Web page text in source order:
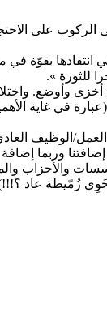
الركوب على
بقوّة
للثورة ».
وأوضع.
في غاية
الوظيف
وربما
والأحزاب
خَوِي زُمّيطة عاد